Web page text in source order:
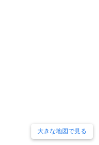
大きな地図で見る